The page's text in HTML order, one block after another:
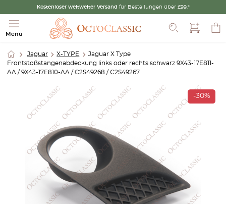
Kostenloser weltweiter Versand für Bestellungen über £99.*
Menü
Suche
Jaguar X-TYPE
Jaguar X Type
Frontstoßstangenabdeckung links oder rechts schwarz 9X43-17E811-
AA / 9X43-17E810-AA / C2S49268 / C2S49267
-30%